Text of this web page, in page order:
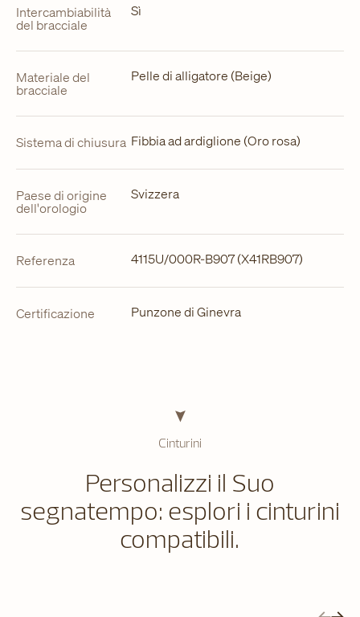
Intercambiabilità
del bracciale
Sì
Materiale del
bracciale
Pelle di alligatore (Beige)
Sistema di chiusura Fibbia ad ardiglione (Oro rosa)
Paese di origine
dell'orologio
Svizzera
Referenza 4115U/000R-B907 (X41RB907)
Certificazione Punzone di Ginevra
Cinturini
Personalizzi il Suo
segnatempo: esplori i cinturini
compatibili.